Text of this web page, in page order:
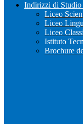
Indirizzi di Studio
Liceo
Liceo
Liceo
Istituto
Brochure